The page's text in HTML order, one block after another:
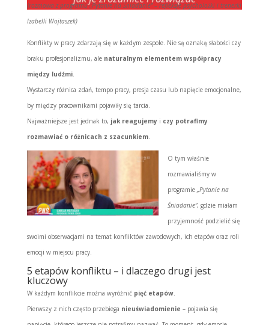
(rozmowa z programu „Pytanie na Śniadanie” – refleksje psycholożki i trenerki
Izabelli Wojtaszek)
Konflikty w pracy zdarzają się w każdym zespole. Nie są oznaką słabości czy
braku profesjonalizmu, ale naturalnym elementem współpracy
między ludźmi.
Wystarczy różnica zdań, tempo pracy, presja czasu lub napięcie emocjonalne,
by między pracownikami pojawiły się tarcia.
Najważniejsze jest jednak to, jak reagujemyi czy potrafimy
rozmawiać o różnicach z szacunkiem.
O tym właśnie
rozmawialiśmy w
programie „Pytanie na
Śniadanie”, gdzie miałam
przyjemność podzielić się
swoimi obserwacjami na temat konfliktów zawodowych, ich etapów oraz roli
emocji w miejscu pracy.
5 etapów konfliktu – i dlaczego drugi jest
kluczowy
W każdym konflikcie można wyróżnić pięć etapów.
Pierwszy z nich często przebiega nieuświadomienie – pojawia się